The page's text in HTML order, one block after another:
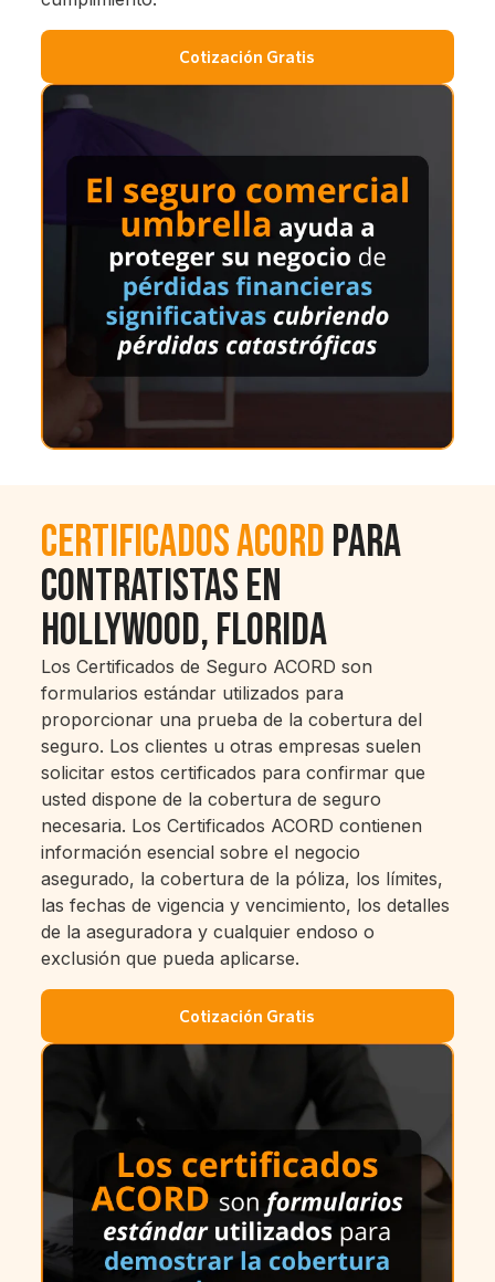
Cotización Gratis
Certificados ACORDpara
contratistas en
Hollywood, Florida
Los Certificados de Seguro ACORD son
formularios estándar utilizados para
proporcionar una prueba de la cobertura del
seguro. Los clientes u otras empresas suelen
solicitar estos certificados para confirmar que
usted dispone de la cobertura de seguro
necesaria. Los Certificados ACORD contienen
información esencial sobre el negocio
asegurado, la cobertura de la póliza, los límites,
las fechas de vigencia y vencimiento, los detalles
de la aseguradora y cualquier endoso o
exclusión que pueda aplicarse.
Cotización Gratis